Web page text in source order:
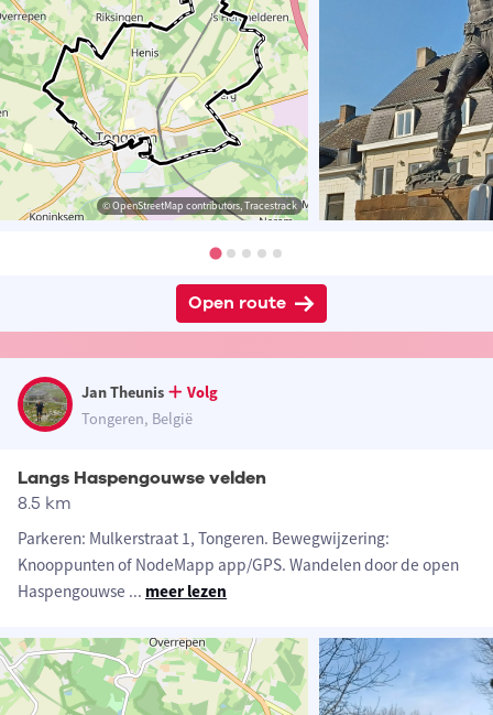
© OpenStreetMap contributors, Tracestrack
Open route
Jan Theunis
Volg
Tongeren, België
Langs Haspengouwse velden
8.5 km
Parkeren: Mulkerstraat 1, Tongeren. Bewegwijzering:
Knooppunten of NodeMapp app/GPS. Wandelen door de open
Haspengouwse ... meer lezen